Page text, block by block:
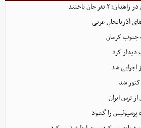
نفر جان باختند
جنوب کرمان
دیدار کرد
اجرایی شد
شد
ترس ایران
پرسپولیس را گشود